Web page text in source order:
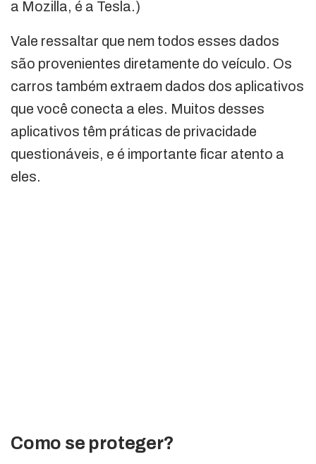
a Mozilla, é a Tesla.)
Vale ressaltar que nem todos esses dados
são provenientes diretamente do veículo. Os
carros também extraem dados dos aplicativos
que você conecta a eles. Muitos desses
aplicativos têm práticas de privacidade
questionáveis, e é importante ficar atento a
eles.
Como se proteger?